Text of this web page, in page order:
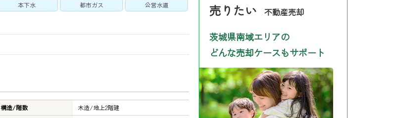
本下水 都市ガス 公営水道
構造/階数 木造/地上2階建
売りたい 不動産売却
茨城県南域エリアの
どんな売却ケースもサポート